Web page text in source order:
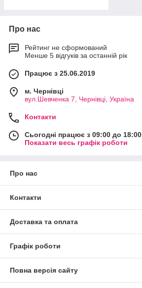
Про нас
Рейтинг не сформований
Менше 5 відгуків за останній рік
Працює з 25.06.2019
м. Чернівці
вул.Шевченка 7, Чернівці, Україна
Контакти
Сьогодні працює з 09:00 до 18:00
Показати весь графік роботи
Про нас
Контакти
Доставка та оплата
Графік роботи
Повна версія сайту